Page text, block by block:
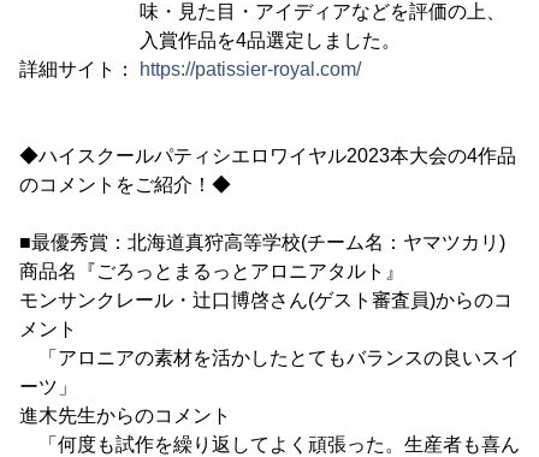
味・見た目・アイディアなどを評価の上、
入賞作品を4品選定しました。
詳細サイト：
https://patissier-royal.com/
◆ハイスクールパティシエロワイヤル2023本大会の4作品
のコメントをご紹介！◆
■最優秀賞：北海道真狩高等学校(チーム名：ヤマツカリ)
商品名『ごろっとまるっとアロニアタルト』
モンサンクレール・辻口博啓さん(ゲスト審査員)からのコ
メント
「アロニアの素材を活かしたとてもバランスの良いスイ
ーツ」
進木先生からのコメント
「何度も試作を繰り返してよく頑張った。生産者も喜ん